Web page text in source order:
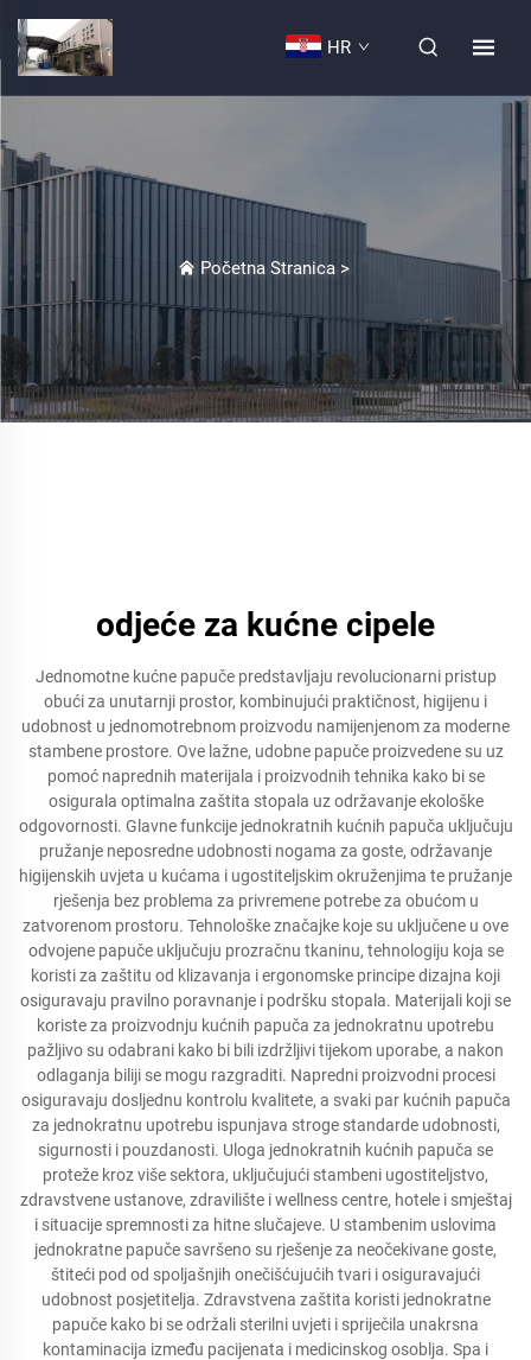
HR
Početna Stranica>
odjeće za kućne cipele
Jednomotne kućne papuče predstavljaju revolucionarni pristup
obući za unutarnji prostor, kombinujući praktičnost, higijenu i
udobnost u jednomotrebnom proizvodu namijenjenom za moderne
stambene prostore. Ove lažne, udobne papuče proizvedene su uz
pomoć naprednih materijala i proizvodnih tehnika kako bi se
osigurala optimalna zaštita stopala uz održavanje ekološke
odgovornosti. Glavne funkcije jednokratnih kućnih papuča uključuju
pružanje neposredne udobnosti nogama za goste, održavanje
higijenskih uvjeta u kućama i ugostiteljskim okruženjima te pružanje
rješenja bez problema za privremene potrebe za obućom u
zatvorenom prostoru. Tehnološke značajke koje su uključene u ove
odvojene papuče uključuju prozračnu tkaninu, tehnologiju koja se
koristi za zaštitu od klizavanja i ergonomske principe dizajna koji
osiguravaju pravilno poravnanje i podršku stopala. Materijali koji se
koriste za proizvodnju kućnih papuča za jednokratnu upotrebu
pažljivo su odabrani kako bi bili izdržljivi tijekom uporabe, a nakon
odlaganja biliji se mogu razgraditi. Napredni proizvodni procesi
osiguravaju dosljednu kontrolu kvalitete, a svaki par kućnih papuča
za jednokratnu upotrebu ispunjava stroge standarde udobnosti,
sigurnosti i pouzdanosti. Uloga jednokratnih kućnih papuča se
proteže kroz više sektora, uključujući stambeni ugostiteljstvo,
zdravstvene ustanove, zdravilište i wellness centre, hotele i smještaj
i situacije spremnosti za hitne slučajeve. U stambenim uslovima
jednokratne papuče savršeno su rješenje za neočekivane goste,
štiteći pod od spoljašnjih onečišćujućih tvari i osiguravajući
udobnost posjetitelja. Zdravstvena zaštita koristi jednokratne
papuče kako bi se održali sterilni uvjeti i spriječila unakrsna
kontaminacija između pacijenata i medicinskog osoblja. Spa i